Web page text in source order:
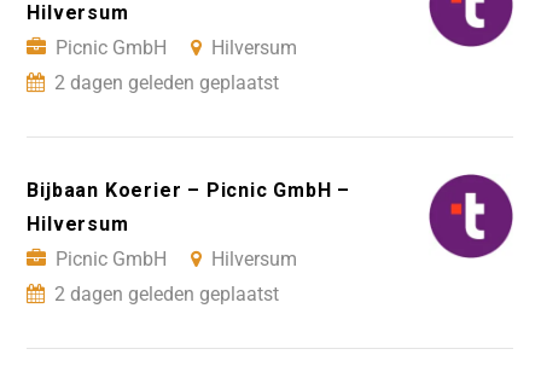
Hilversum
Picnic GmbH
Hilversum
2 dagen geleden geplaatst
Bijbaan Koerier – Picnic GmbH –
Hilversum
Picnic GmbH
Hilversum
2 dagen geleden geplaatst